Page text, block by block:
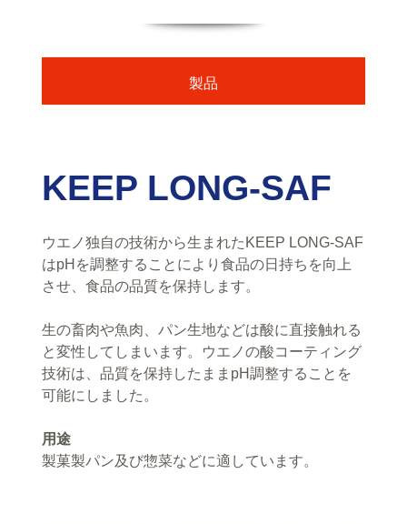
製品
KEEP LONG-SAF
ウエノ独自の技術から生まれたKEEP LONG-SAF
はpHを調整することにより食品の日持ちを向上
させ、食品の品質を保持します。
生の畜肉や魚肉、パン生地などは酸に直接触れる
と変性してしまいます。ウエノの酸コーティング
技術は、品質を保持したままpH調整することを
可能にしました。
用途
製菓製パン及び惣菜などに適しています。